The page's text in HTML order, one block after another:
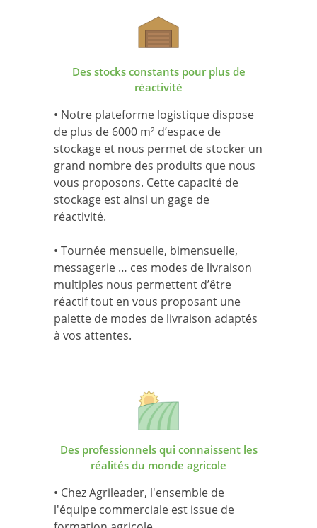
Des stocks constants pour plus de
réactivité
• Notre plateforme logistique dispose
de plus de 6000 m² d’espace de
stockage et nous permet de stocker un
grand nombre des produits que nous
vous proposons. Cette capacité de
stockage est ainsi un gage de
réactivité.
• Tournée mensuelle, bimensuelle,
messagerie … ces modes de livraison
multiples nous permettent d’être
réactif tout en vous proposant une
palette de modes de livraison adaptés
à vos attentes.
Des professionnels qui connaissent les
réalités du monde agricole
• Chez Agrileader, l'ensemble de
l'équipe commerciale est issue de